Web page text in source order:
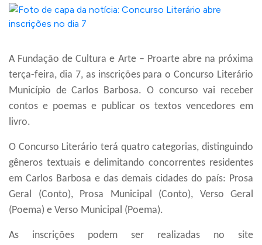
A Fundação de Cultura e Arte – Proarte abre na próxima
terça-feira, dia 7, as inscrições para o Concurso Literário
Município de Carlos Barbosa. O concurso vai receber
contos e poemas e publicar os textos vencedores em
livro.
O Concurso Literário terá quatro categorias, distinguindo
gêneros textuais e delimitando concorrentes residentes
em Carlos Barbosa e das demais cidades do país: Prosa
Geral (Conto), Prosa Municipal (Conto), Verso Geral
(Poema) e Verso Municipal (Poema).
As inscrições podem ser realizadas no site